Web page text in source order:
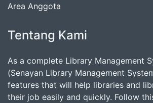
Area Anggota
Tentang Kami
As a complete Library Management
(Senayan Library Management
features that will help libraries and
their job easily and quickly. Follow